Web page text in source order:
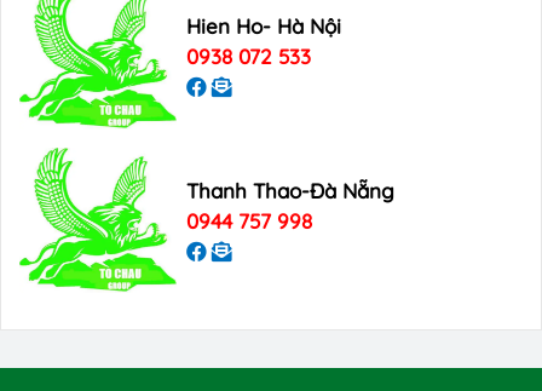
Hien Ho- Hà Nội
0938 072 533
Thanh Thao-Đà Nẵng
0944 757 998